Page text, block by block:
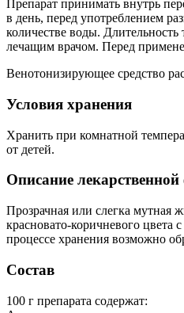
Препарат принимать внутрь
в день, перед употреблением
количестве воды. Длительность
лечащим врачом. Перед
Венотонизирующее средство
Условия хранения
Хранить при комнатной
от детей.
Описание
Прозрачная или слегка мутная
красновато-коричневого цвета
процессе хранения возможно
Состав
100 г препарата содержат: